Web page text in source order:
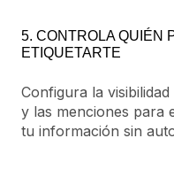
5. CONTROLA QUIÉN
ETIQUETARTE
Configura la
y las menciones para
tu información sin